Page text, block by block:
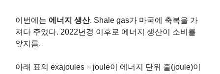
이번에는 에너지 생산. Shale gas가 마국에 축복을 가
져다 주었다. 2022년경 이후로 에너지 생산이 소비를
앞지름.
아래 표의 exajoules = joule이 에너지 단위 줄(joule)이